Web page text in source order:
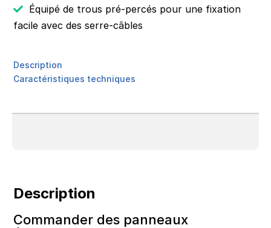
Équipé de trous pré-percés pour une fixation
facile avec des serre-câbles
Description
Caractéristiques techniques
Description
Commander des panneaux